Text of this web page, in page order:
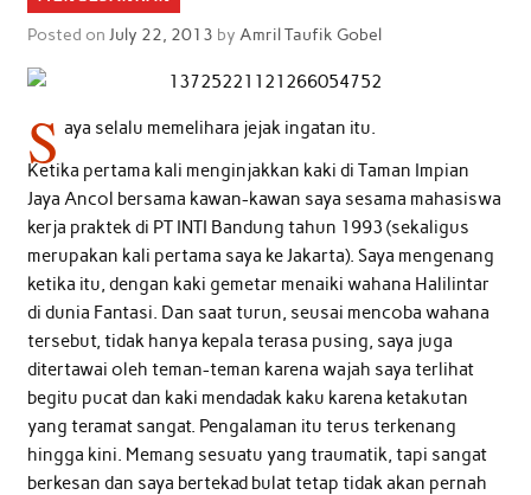
Posted on July 22, 2013 by Amril Taufik Gobel
S aya selalu memelihara jejak ingatan itu.
Ketika pertama kali menginjakkan kaki di Taman Impian
Jaya Ancol bersama kawan-kawan saya sesama mahasiswa
kerja praktek di PT INTI Bandung tahun 1993 (sekaligus
merupakan kali pertama saya ke Jakarta). Saya mengenang
ketika itu, dengan kaki gemetar menaiki wahana Halilintar
di dunia Fantasi. Dan saat turun, seusai mencoba wahana
tersebut, tidak hanya kepala terasa pusing, saya juga
ditertawai oleh teman-teman karena wajah saya terlihat
begitu pucat dan kaki mendadak kaku karena ketakutan
yang teramat sangat. Pengalaman itu terus terkenang
hingga kini. Memang sesuatu yang traumatik, tapi sangat
berkesan dan saya bertekad bulat tetap tidak akan pernah